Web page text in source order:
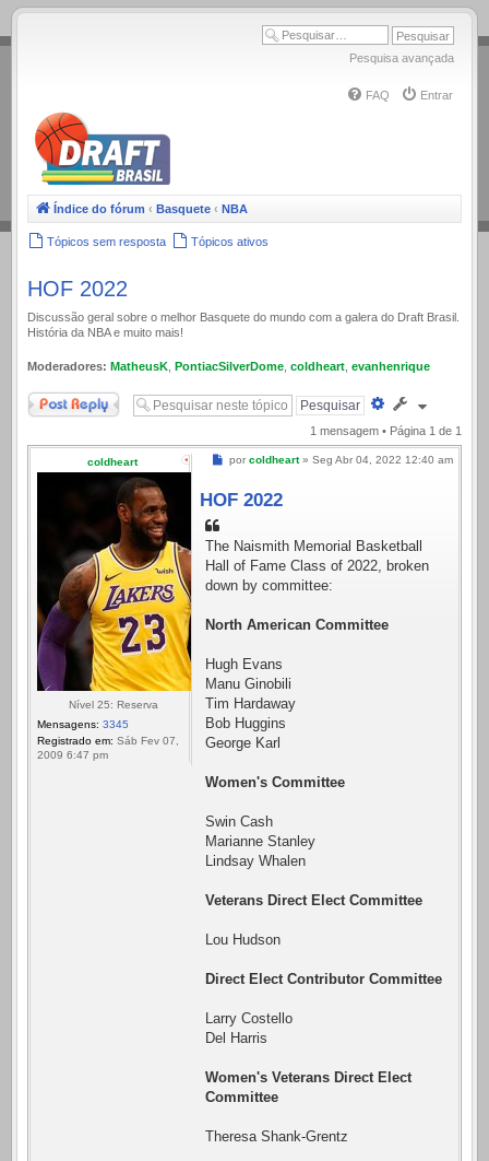
.
Pesquisa avançada
FAQ Entrar
Índice do fórum ‹ Basquete ‹ NBA
Tópicos sem resposta Tópicos ativos
HOF 2022
Discussão geral sobre o melhor Basquete do mundo com a galera do Draft Brasil.
História da NBA e muito mais!
Moderadores: MatheusK PontiacSilverDome coldheart evanhenrique
Responder
Pesquisa
avançada
1 mensagem • Página 1 de 1
coldheart
Nível 25: Reserva
Mensagens: 3345
Registrado em: Sáb Fev 07,
2009 6:47 pm
Mensagem
por coldheart» Seg Abr 04, 2022 12:40 am
HOF 2022
The Naismith Memorial Basketball
Hall of Fame Class of 2022, broken
down by committee:
North American Committee
Hugh Evans
Manu Ginobili
Tim Hardaway
Bob Huggins
George Karl
Women's Committee
Swin Cash
Marianne Stanley
Lindsay Whalen
Veterans Direct Elect Committee
Lou Hudson
Direct Elect Contributor Committee
Larry Costello
Del Harris
Women's Veterans Direct Elect
Committee
Theresa Shank-Grentz